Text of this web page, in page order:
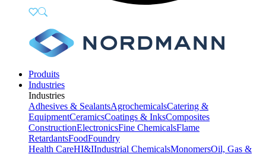
Produits
Industries
Industries
Adhesives & SealantsAgrochemicalsCatering &
EquipmentCeramicsCoatings & InksComposites
ConstructionElectronicsFine ChemicalsFlame
RetardantsFoodFoundry
Health CareHI&IIndustrial ChemicalsMonomersOil, Gas &